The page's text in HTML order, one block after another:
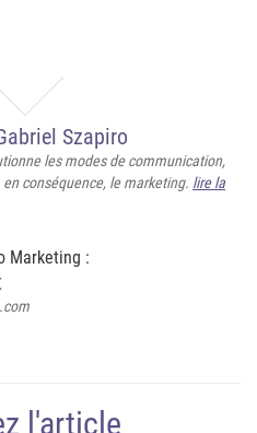
Szapiro
les modes de communication,
conséquence, le marketing. lire la
Marketing :
l'article